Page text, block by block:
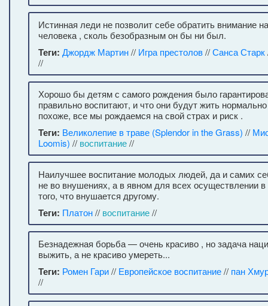
Истинная леди не позволит себе обратить внимание
человека , сколь безобразным он бы ни был.
Теги: Джордж Мартин// Игра престолов//Санса Старк
//
Хорошо бы детям с самого рождения было
правильно воспитают, и что они будут жить
похоже, все мы рождаемся на свой страх и риск .
Теги: Великолепие в траве (Splendor in the Grass) //
Loomis) // воспитание//
Наилучшее воспитание молодых людей, да и самих
не во внушениях, а в явном для всех осуществлении
того, что внушается другому.
Теги: Платон// воспитание//
Безнадежная борьба — очень красиво , но задача
выжить, а не красиво умереть...
Теги: Ромен Гари// Европейское воспитание// пан
//